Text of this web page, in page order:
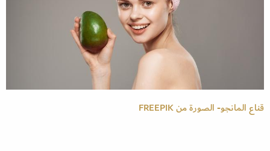
قناع المانجو- الصورة من FREEPIK